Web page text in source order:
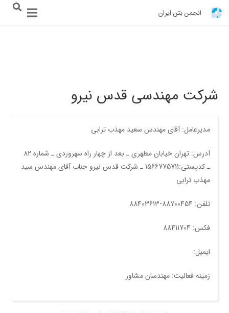
انجمن بتن ایران
شرکت مهندسی قدس نیرو
مدیرعامل: آقای مهندس سعید مهذب ترابی
آدرس: تهران خیابان مطهری ـ بعد از چهار راه سهروردی ـ شماره 82
‌ـ کدپستی:1566775711 ـ شرکت قدس نیرو جناب آقای مهندس سید
مهذب ترابی
تلفن: 88700454-88403613
فکس: 88411704
ایمیل:
زمینه فعالیت: مهندسان مشاور